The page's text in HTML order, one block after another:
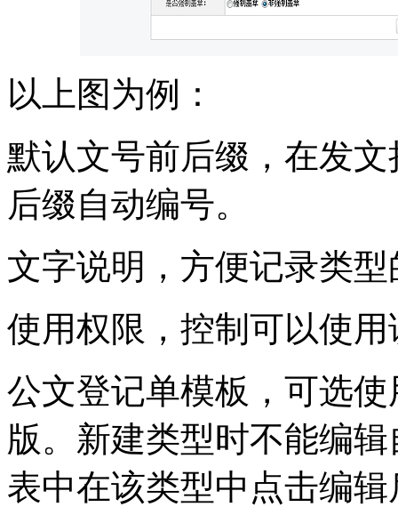
以上图为例：
默认文号前后缀，在发
后缀自动编号。
文字说明，方便记录类
使用权限，控制可以使
公文登记单模板，可选
版。新建类型时不能编
表中在该类型中点击编